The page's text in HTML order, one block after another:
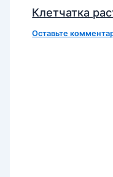
Клетчатка
Оставьте